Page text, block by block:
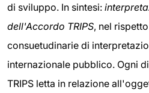
di sviluppo. In sintesi:
dell'Accordo TRIPS, nel
consuetudinarie di
internazionale pubblico. Ogni
TRIPS letta in relazione